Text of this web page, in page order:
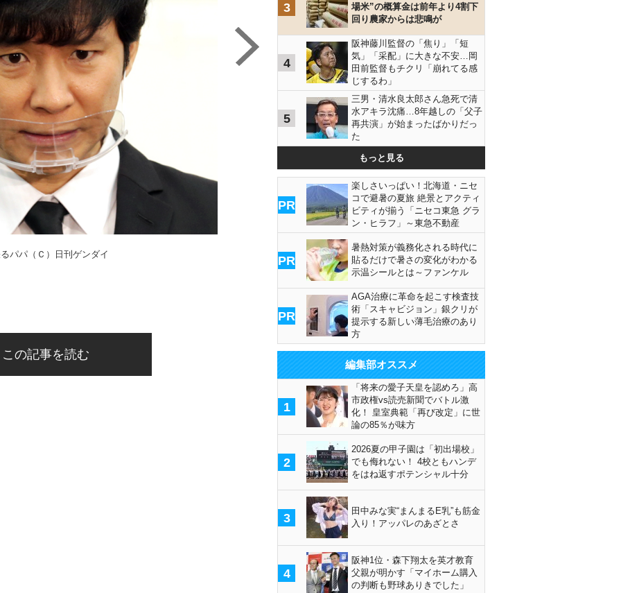
パパ（Ｃ）日刊ゲンダイ
この記事を読む
3
場米”の概算金は前年より4割下
回り農家からは悲鳴が
4
阪神藤川監督の「焦り」「短
気」「采配」に大きな不安…岡
田前監督もチクリ「崩れてる感
じするわ」
5
三男・清水良太郎さん急死で清
水アキラ沈痛…8年越しの「父子
再共演」が始まったばかりだっ
た
もっと見る
PR
楽しさいっぱい！北海道・ニセ
コで避暑の夏旅 絶景とアクティ
ビティが揃う「ニセコ東急 グラ
ン・ヒラフ」～東急不動産
PR
暑熱対策が義務化される時代に
貼るだけで暑さの変化がわかる
示温シールとは～ファンケル
PR
AGA治療に革命を起こす検査技
術「スキャビジョン」銀クリが
提示する新しい薄毛治療のあり
方
編集部オススメ
1
「将来の愛子天皇を認めろ」高
市政権vs読売新聞でバトル激
化！ 皇室典範「再び改定」に世
論の85％が味方
2
2026夏の甲子園は「初出場校」
でも侮れない！ 4校ともハンデ
をはね返すポテンシャル十分
3
田中みな実“まんまるE乳”も筋金
入り！アッパレのあざとさ
4
阪神1位・森下翔太を英才教育
父親が明かす「マイホーム購入
の判断も野球ありきでした」